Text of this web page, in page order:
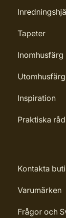
Tapeter
Inomhusfärg
Utomhusfärg
Inspiration
Praktiska råd
Kontakta
Varumärken
Frågor och